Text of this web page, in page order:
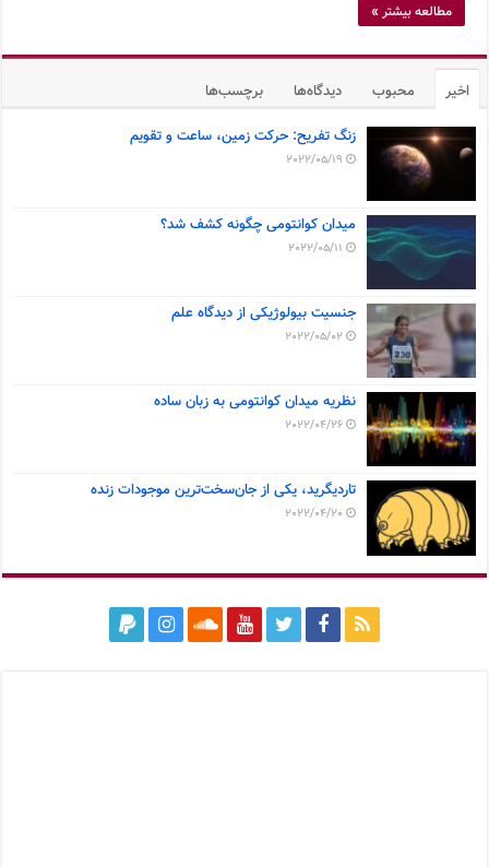
مطالعه بیشتر »
اخیر محبوب دیدگاه‌ها برچسب‌ها
زنگ تفریح: حرکت زمین، ساعت و تقویم
2022/05/19
میدان کوانتومی چگونه کشف شد؟
2022/05/11
جنسیت بیولوژیکی از دیدگاه علم
2022/05/02
نظریه میدان کوانتومی به زبان ساده
2022/04/26
تاردیگرید، یکی از جان‌سخت‌ترین موجودات زنده
2022/04/20